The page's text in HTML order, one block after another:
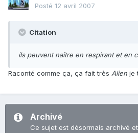
Posté 12 avril 2007
Citation
ils peuvent naître en respirant et en
Raconté comme ça, ça fait très Alien je
Archivé
Ce sujet est désormais archivé